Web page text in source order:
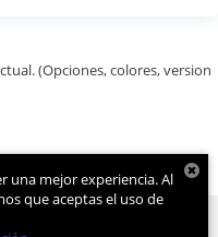
(Opciones, colores, version
una mejor experiencia. Al
que aceptas el uso de